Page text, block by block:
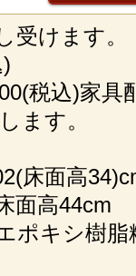
受けます。
税込)家具
ます。
床面高
面高44cm
ポキシ樹